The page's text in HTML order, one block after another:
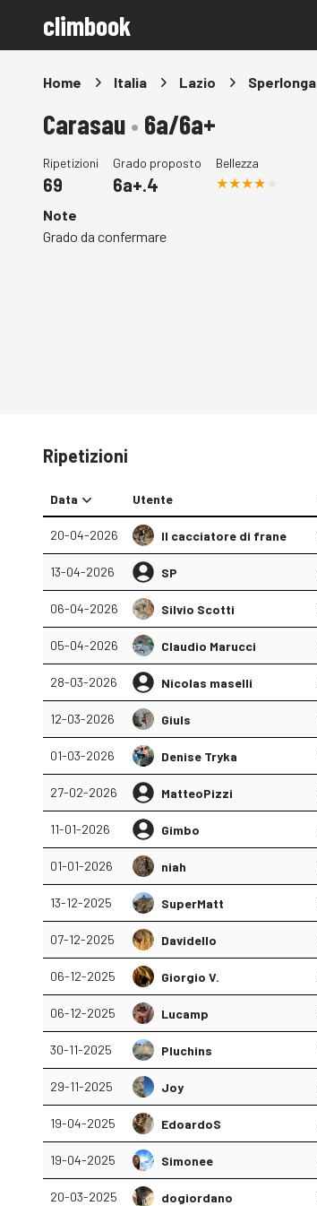
climbook
Home Italia Lazio Sperlonga
Carasau• 6a/6a+
Ripetizioni
69
Grado proposto
6a+.4
Bellezza
Note
Grado da confermare
Ripetizioni
Data Utente
20-04-2026 Il cacciatore di frane
13-04-2026 SP
06-04-2026 Silvio Scotti
05-04-2026 Claudio Marucci
28-03-2026 Nicolas maselli
12-03-2026 Giuls
01-03-2026 Denise Tryka
27-02-2026 MatteoPizzi
11-01-2026 Gimbo
01-01-2026 niah
13-12-2025 SuperMatt
07-12-2025 Davidello
06-12-2025 Giorgio V.
06-12-2025 Lucamp
30-11-2025 Pluchins
29-11-2025 Joy
19-04-2025 EdoardoS
19-04-2025 Simonee
20-03-2025 dogiordano